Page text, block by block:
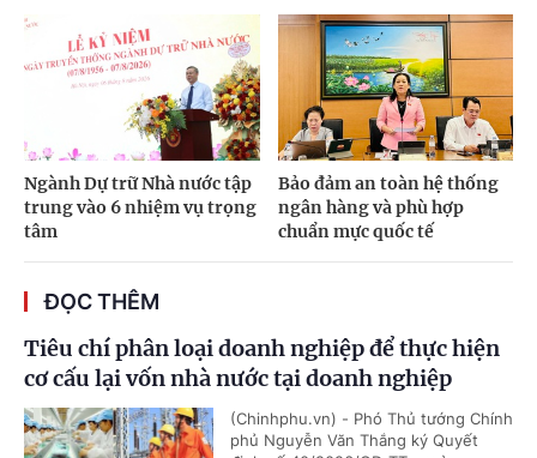
Ngành Dự trữ Nhà nước tập
trung vào 6 nhiệm vụ trọng
tâm
Bảo đảm an toàn hệ thống
ngân hàng và phù hợp
chuẩn mực quốc tế
ĐỌC THÊM
Tiêu chí phân loại doanh nghiệp để thực hiện
cơ cấu lại vốn nhà nước tại doanh nghiệp
(Chinhphu.vn) - Phó Thủ tướng Chính
phủ Nguyễn Văn Thắng ký Quyết